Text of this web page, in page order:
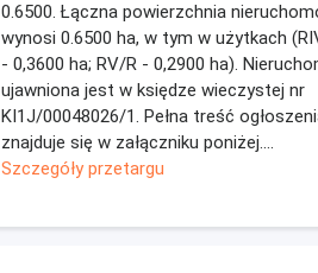
0.6500. Łączna powierzchnia
wynosi 0.6500 ha, w tym w użytkach
- 0,3600 ha; RV/R - 0,2900 ha).
ujawniona jest w księdze wieczystej nr
KI1J/00048026/1. Pełna treść
znajduje się w załączniku poniżej....
Szczegóły przetargu